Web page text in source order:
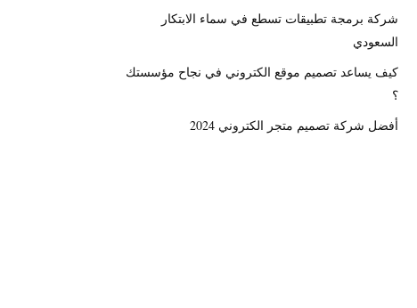
شركة برمجة تطبيقات تسطع في سماء الابتكار
السعودي
كيف يساعد تصميم موقع الكتروني في نجاح مؤسستك
؟
أفضل شركة تصميم متجر الكتروني 2024